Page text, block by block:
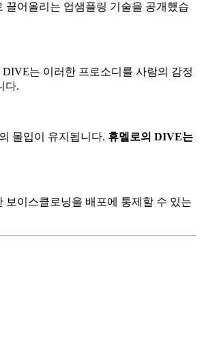
끌어올리는 업샘플링 기술을 공개했습
는 이러한 프로소디를 사람의 감정
다.
몰입이 유지됩니다. 휴멜로의 DIVE는
보이스클로닝을 배포에 통제할 수 있는